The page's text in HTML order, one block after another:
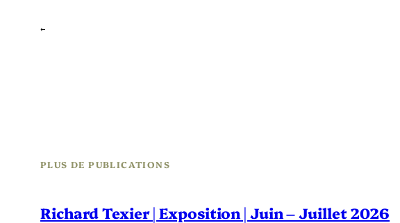
←
PLUS DE PUBLICATIONS
Richard Texier | Exposition | Juin – Juillet 2026